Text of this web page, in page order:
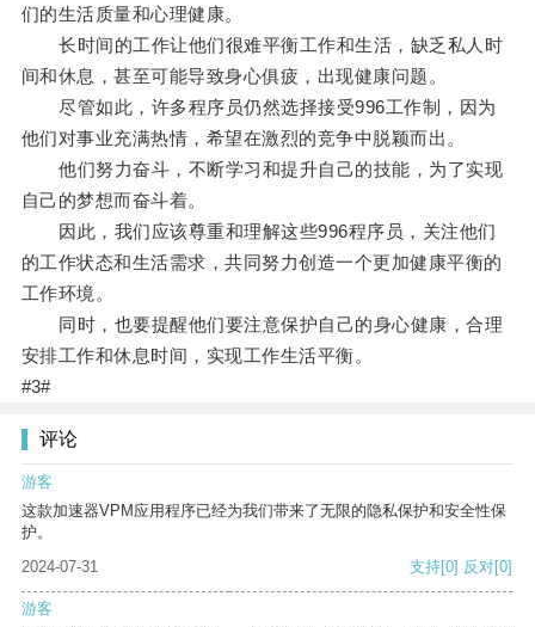
们的生活质量和心理健康。
长时间的工作让他们很难平衡工作和生活，缺乏私人时
间和休息，甚至可能导致身心俱疲，出现健康问题。
尽管如此，许多程序员仍然选择接受996工作制，因为
他们对事业充满热情，希望在激烈的竞争中脱颖而出。
他们努力奋斗，不断学习和提升自己的技能，为了实现
自己的梦想而奋斗着。
因此，我们应该尊重和理解这些996程序员，关注他们
的工作状态和生活需求，共同努力创造一个更加健康平衡的
工作环境。
同时，也要提醒他们要注意保护自己的身心健康，合理
安排工作和休息时间，实现工作生活平衡。
#3#
评论
游客
这款加速器VPM应用程序已经为我们带来了无限的隐私保护和安全性保
护。
2024-07-31
支持[0] 反对[0]
游客